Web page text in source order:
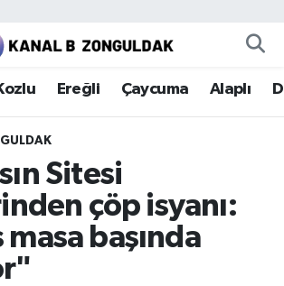
Ereğli Çaycuma Alaplı
Sitesi
çöp isyanı:
başında
Nöbetçi Eczaneler
Hava Durumu
Trafik Yoğunluk Haritası
ve Fikstür